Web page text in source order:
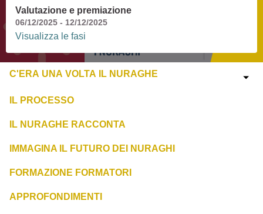
Valutazione e premiazione
06/12/2025 - 12/12/2025
Visualizza le fasi
C'ERA UNA VOLTA IL NURAGHE
IL PROCESSO
IL NURAGHE RACCONTA
IMMAGINA IL FUTURO DEI NURAGHI
FORMAZIONE FORMATORI
APPROFONDIMENTI